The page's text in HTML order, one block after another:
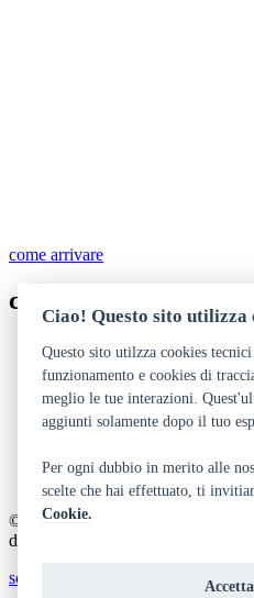
come arrivare
contatti
0461 706824 - 496123
parco.levico@provincia.tn.it
http://
Dichiarazione di accessibilità
Note legali e crediti
Art Bonus
© 2014 - 2026 TrentinoCultura -
del Dipartimento Cultura, Turismo,
scrivi alla redazione
Ciao! Questo sito utilizza
Questo sito utilzza cookies
funzionamento e cookies di
meglio le tue interazioni.
aggiunti solamente dopo il tuo
Per ogni dubbio in merito alle
scelte che hai effettuato, ti
Cookie.